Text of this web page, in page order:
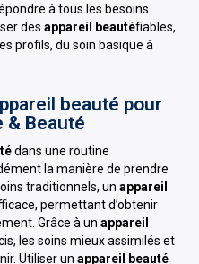
à tous les besoins.
des appareil beautéfiables,
profils, du soin basique à
beauté pour
& Beauté
dans une routine
la manière de prendre
traditionnels, un appareil
permettant d’obtenir
Grâce à un appareil
les soins mieux assimilés et
Utiliser un appareil beauté